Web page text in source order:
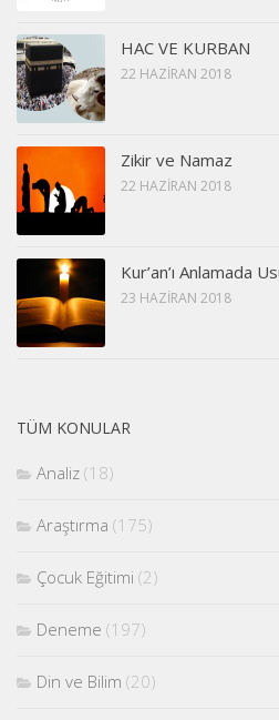
HAC VE KURBAN
22 HAZIRAN 2018
Zikir ve Namaz
22 HAZIRAN 2018
Kur’an’ı Anlamada
23 HAZIRAN 2018
TÜM KONULAR
Analiz (18)
Araştırma (175)
Çocuk Eğitimi (2)
Deneme (197)
Din ve Bilim (20)